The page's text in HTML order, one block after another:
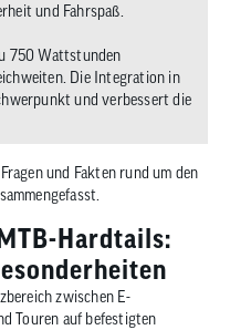
und Fahrspaß.
750 Wattstunden
Die Integration in
und verbessert die
und Fakten rund um den
Hardtails:
zwischen E-
Touren auf befestigten